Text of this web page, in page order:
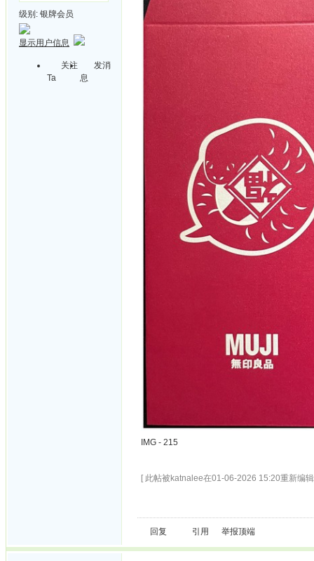
级别: 银牌会员
显示用户信息
关注
Ta
发消
息
IMG - 215
[ 此帖被katnalee在01-06-2026 15:20重新编
回复 引用 举报顶端